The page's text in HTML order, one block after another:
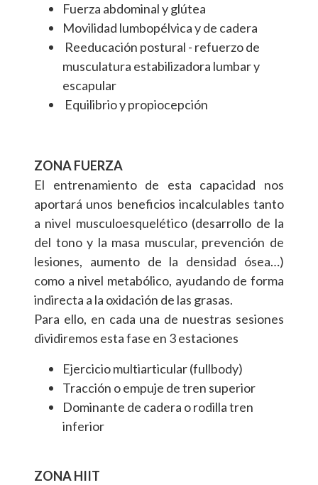
Fuerza abdominal y glútea
Movilidad lumbopélvica y de cadera
Reeducación postural - refuerzo de
musculatura estabilizadora lumbar y
escapular
Equilibrio y propiocepción
ZONA FUERZA
El entrenamiento de esta capacidad nos
aportará unos beneficios incalculables tanto
a nivel musculoesquelético (desarrollo de la
del tono y la masa muscular, prevención de
lesiones, aumento de la densidad ósea…)
como a nivel metabólico, ayudando de forma
indirecta a la oxidación de las grasas.
Para ello, en cada una de nuestras sesiones
dividiremos esta fase en 3 estaciones
Ejercicio multiarticular (fullbody)
Tracción o empuje de tren superior
Dominante de cadera o rodilla tren
inferior
ZONA HIIT